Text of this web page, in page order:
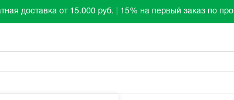
доставка от 15.000 руб. | 15% на первый заказ по